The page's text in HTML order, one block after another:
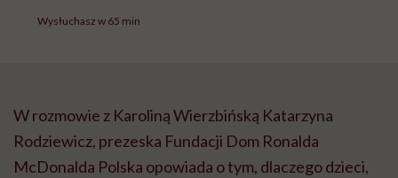
Wysłuchasz w 65 min
W rozmowie z Karoliną Wierzbińską Katarzyna
Rodziewicz, prezeska Fundacji Dom Ronalda
McDonalda Polska opowiada o tym, dlaczego dzieci,